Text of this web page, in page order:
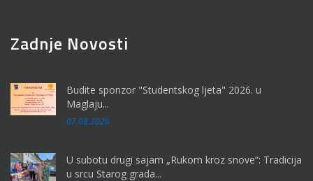
Zadnje Novosti
Budite sponzor "Studentskog ljeta" 2026. u
Maglaju...
07.08.2026
U subotu drugi sajam „Rukom kroz snove“: Tradicija
u srcu Starog grada...